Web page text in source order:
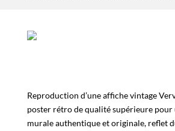
Reproduction d’une affiche vintage
poster rétro de qualité supérieure pour
murale authentique et originale, reflet